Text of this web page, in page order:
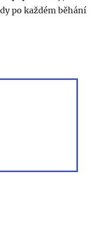
po každém běhání